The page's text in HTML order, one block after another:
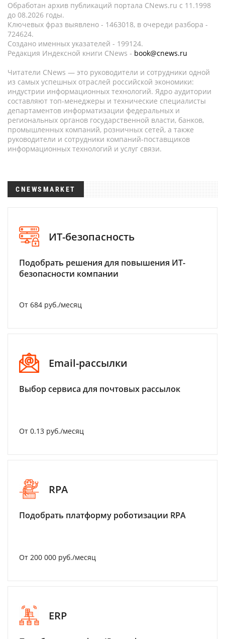
Обработан архив публикаций портала CNews.ru c 11.1998
до 08.2026 годы.
Ключевых фраз выявлено - 1463018, в очереди разбора -
724624.
Создано именных указателей - 199124.
Редакция Индексной книги CNews - book@cnews.ru
Читатели CNews — это руководители и сотрудники одной
из самых успешных отраслей российской экономики:
индустрии информационных технологий. Ядро аудитории
составляют топ-менеджеры и технические специалисты
департаментов информатизации федеральных и
региональных органов государственной власти, банков,
промышленных компаний, розничных сетей, а также
руководители и сотрудники компаний-поставщиков
информационных технологий и услуг связи.
CNEWSMARKET
ИТ-безопасность
Подобрать решения для повышения ИТ-
безопасности компании
От 684 руб./месяц
Email-рассылки
Выбор сервиса для почтовых рассылок
От 0.13 руб./месяц
RPA
Подобрать платформу роботизации RPA
От 200 000 руб./месяц
ERP